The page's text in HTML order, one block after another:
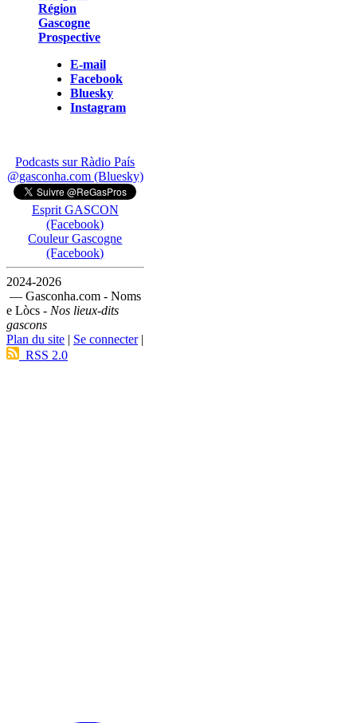
Région
Gascogne
Prospective
E-mail
Facebook
Bluesky
Instagram
Podcasts sur Ràdio País
@gasconha.com (Bluesky)
Esprit GASCON
(Facebook)
Couleur Gascogne
(Facebook)
2024-2026
— Gasconha.com - Noms
e Lòcs - Nos lieux-dits
gascons
Plan du site | Se connecter|
RSS 2.0